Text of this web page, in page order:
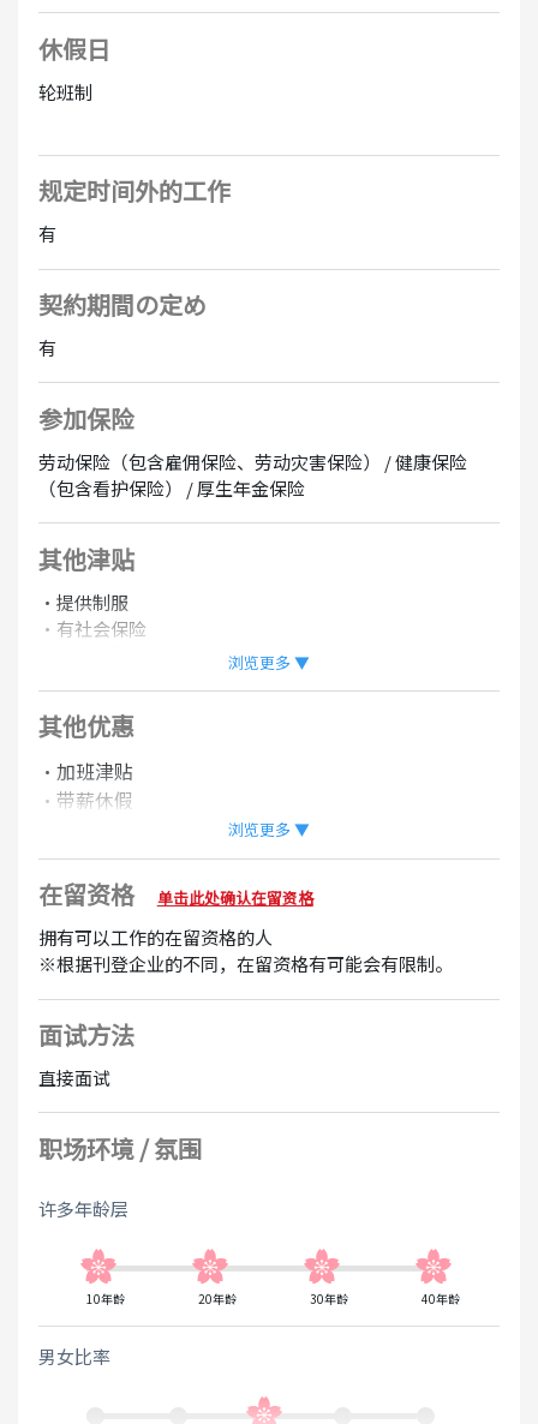
休假日
轮班制
规定时间外的工作
有
契約期間の定め
有
参加保险
劳动保险（包含雇佣保险、劳动灾害保险） / 健康保险
（包含看护保险） / 厚生年金保险
其他津贴
・提供制服
・有社会保险
・班表可协商
浏览更多 ▼
其他优惠
・加班津贴
・带薪休假
・有升格正社员的机制
・可加薪
・深夜津贴
・提供朋友介绍奖金
欢迎
日语初学者
浏览更多 ▼
在留资格 单击此处确认在留资格
拥有可以工作的在留资格的人
※根据刊登企业的不同，在留资格有可能会有限制。
面试方法
直接面试
职场环境 / 氛围
许多年龄层
10年龄 20年龄 30年龄 40年龄
男女比率